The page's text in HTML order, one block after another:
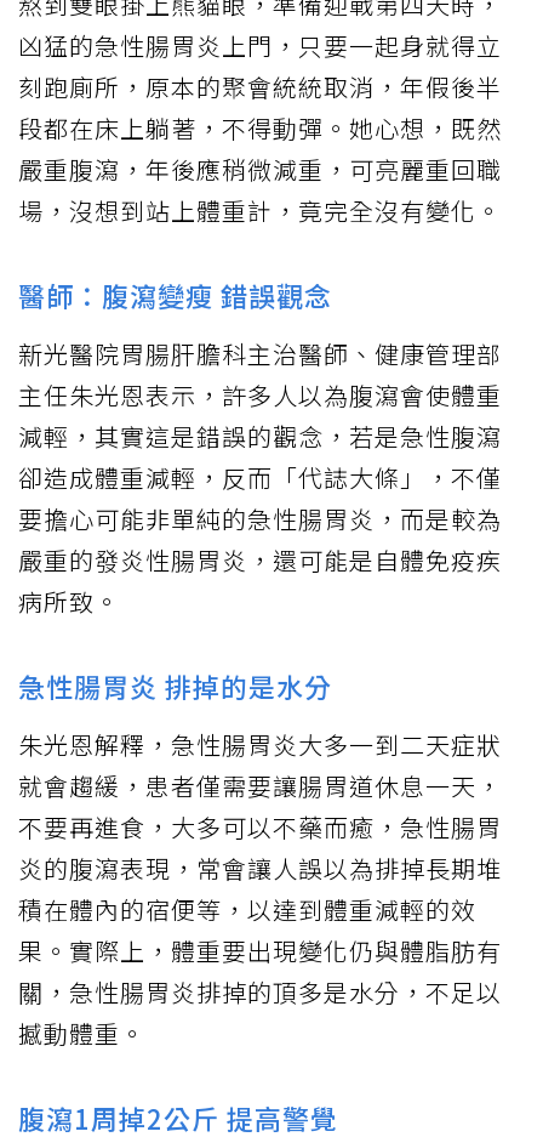
凶猛的急性腸胃炎上門，只要一起身就得立
刻跑廁所，原本的聚會統統取消，年假後半
段都在床上躺著，不得動彈。她心想，既然
嚴重腹瀉，年後應稍微減重，可亮麗重回職
場，沒想到站上體重計，竟完全沒有變化。
醫師：腹瀉變瘦 錯誤觀念
新光醫院胃腸肝膽科主治醫師、健康管理部
主任朱光恩表示，許多人以為腹瀉會使體重
減輕，其實這是錯誤的觀念，若是急性腹瀉
卻造成體重減輕，反而「代誌大條」，不僅
要擔心可能非單純的急性腸胃炎，而是較為
嚴重的發炎性腸胃炎，還可能是自體免疫疾
病所致。
急性腸胃炎 排掉的是水分
朱光恩解釋，急性腸胃炎大多一到二天症狀
就會趨緩，患者僅需要讓腸胃道休息一天，
不要再進食，大多可以不藥而癒，急性腸胃
炎的腹瀉表現，常會讓人誤以為排掉長期堆
積在體內的宿便等，以達到體重減輕的效
果。實際上，體重要出現變化仍與體脂肪有
關，急性腸胃炎排掉的頂多是水分，不足以
撼動體重。
腹瀉1周掉2公斤 提高警覺